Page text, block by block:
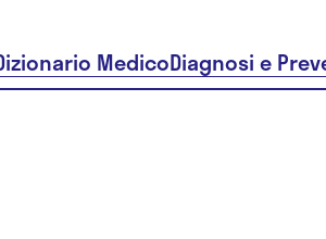
MedicoDiagnosi e